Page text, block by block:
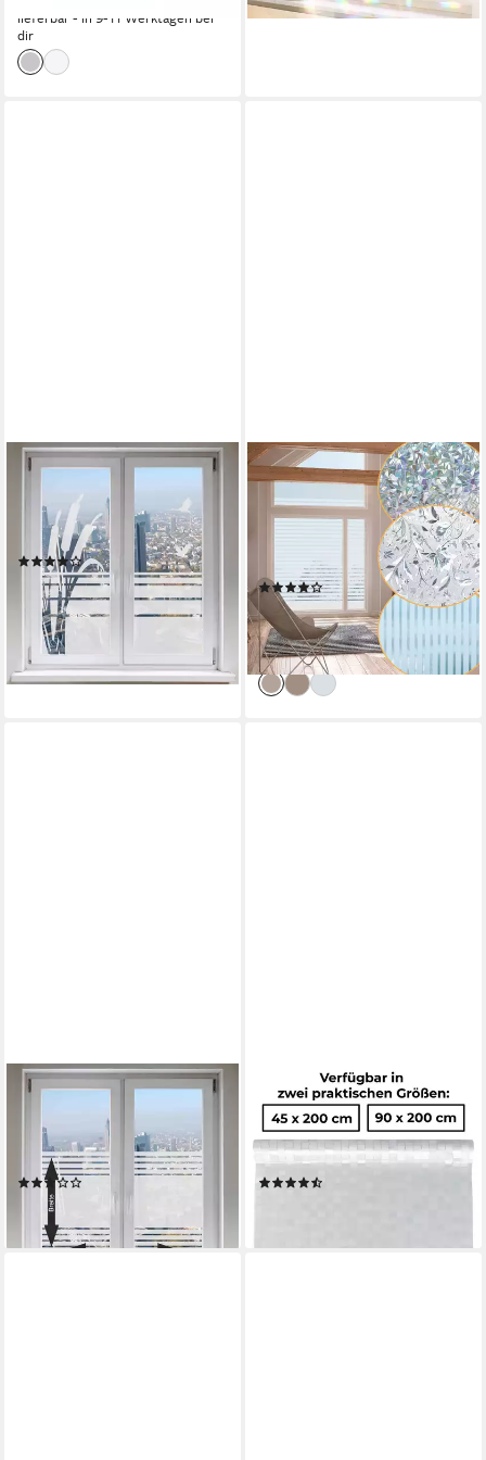
lieferbar - in 9-11 Werktagen bei
dir
INDIGOS UG
Sonnenschutz Kranich
Zugvögel Schilf satiniert
(3)
ab 15,00 €
lieferbar - in 5-6 Werktagen bei dir
CLANMACY
Fensterfolie 2X Blickdicht
Selbsthaftend,
Sichtschutzfolie Fenster, 95%
UV-Schutz
(14)
ab 20,99 € UVP 27,99 €
-25%
lieferbar - in 5-6 Werktagen bei dir
INDIGOS UG
Sichtschutzfolie Streifen
Satiniert für Dusche & Bad
ab 19,00 €
lieferbar - in 5-6 Werktagen bei dir
SHELFMADE
Fensterfolie Fensterfolie
Sichtschutzfolie Folie große
Quadrate, statisch haftend